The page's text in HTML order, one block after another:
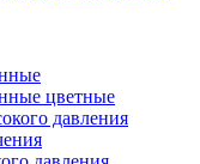
цветные
давления